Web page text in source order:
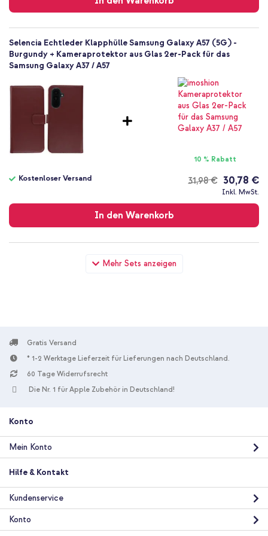
Mehr Sets anzeigen
Selencia Echtleder Klapphülle Samsung Galaxy A57 (5G) -
Burgundy + Kameraprotektor aus Glas 2er-Pack für das
Samsung Galaxy A37 / A57
10 % Rabatt
31,98 €
Kostenloser Versand 30,78 €
Inkl. MwSt.
In den Warenkorb
Versand
Selencia Echtleder Klapphülle Samsung Galaxy A57 (5G) -
Burgundy + Wandladegerät - Ladegerät - USB-C- und USB-
Kostenloser Versand
Versand
Selencia Echtleder Klapphülle Samsung Galaxy A57 (5G) -
Applicator Samsung Galaxy A57 (5G)
Gratis Versand
* 1-2 Werktage Lieferzeit für Lieferungen nach Deutschland.
60 Tage Widerrufsrecht
Die Nr. 1 für Apple Zubehör in Deutschland!
Konto
Mein Konto
Hilfe & Kontakt
Kundenservice
Konto